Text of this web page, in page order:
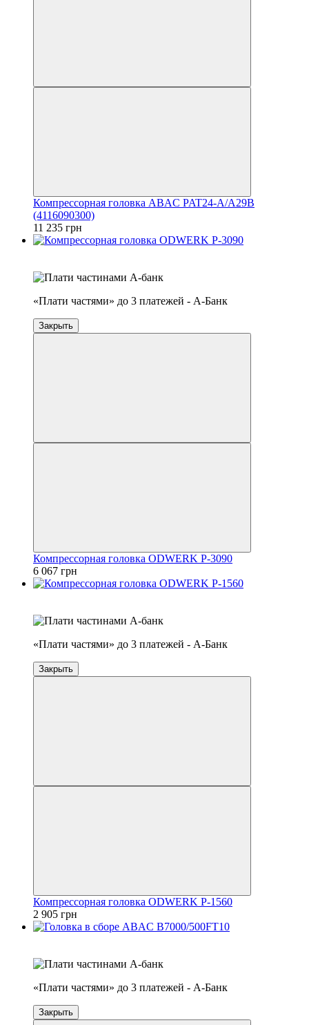
Компрессорная головка ABAC PAT24-A/A29B
(4116090300)
11 235 грн
«Плати частями» до 3 платежей - А-Банк
Закрыть
Компрессорная головка ODWERK P-3090
6 067 грн
«Плати частями» до 3 платежей - А-Банк
Закрыть
Компрессорная головка ODWERK P-1560
2 905 грн
«Плати частями» до 3 платежей - А-Банк
Закрыть